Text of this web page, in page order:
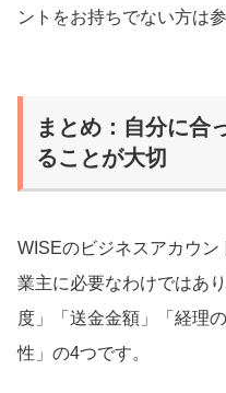
ントをお持ちでない方は
まとめ：自分に合
ることが大切
WISEのビジネスアカウ
業主に必要なわけではあ
度」「送金金額」「経理
性」の4つです。